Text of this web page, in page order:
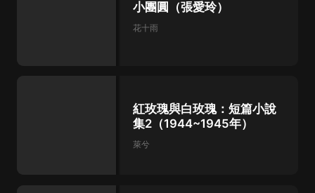
小團圓（張愛玲）
花十雨
紅玫瑰與白玫瑰：短篇小說
集2（1944~1945年）
萊兮